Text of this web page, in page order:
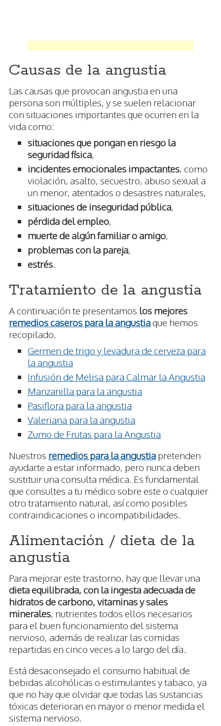
Causas de la angustia
Las causas que provocan angustia en una
persona son múltiples, y se suelen relacionar
con situaciones importantes que ocurren en la
vida como:
situaciones que pongan en riesgo la
seguridad física,
incidentes emocionales impactantes, como
violación, asalto, secuestro, abuso sexual a
un menor, atentados o desastres naturales,
situaciones de inseguridad pública,
pérdida del empleo,
muerte de algún familiar o amigo,
problemas con la pareja,
estrés
Tratamiento de la angustia
A continuación te presentamos los mejores
remedios caseros para la angustiaque hemos
recopilado.
Germen de trigo y levadura de cerveza para
la angustia
Infusión de Melisa para Calmar la Angustia
Manzanilla para la angustia
Pasiflora para la angustia
Valeriana para la angustia
Zumo de Frutas para la Angustia
Nuestros remedios para la angustia pretenden
ayudarte a estar informado, pero nunca deben
sustituir una consulta médica. Es fundamental
que consultes a tu médico sobre este o cualquier
otro tratamiento natural, así como posibles
contraindicaciones o incompatibilidades.
Alimentación / dieta de la
angustia
Para mejorar este trastorno, hay que llevar una
dieta equilibrada, con la ingesta adecuada de
hidratos de carbono, vitaminas y sales
minerales, nutrientes todos ellos necesarios
para el buen funcionamiento del sistema
nervioso, además de realizar las comidas
repartidas en cinco veces a lo largo del día.
Está desaconsejado el consumo habitual de
bebidas alcohólicas o estimulantes y tabaco, ya
que no hay que olvidar que todas las sustancias
tóxicas deterioran en mayor o menor medida el
sistema nervioso.